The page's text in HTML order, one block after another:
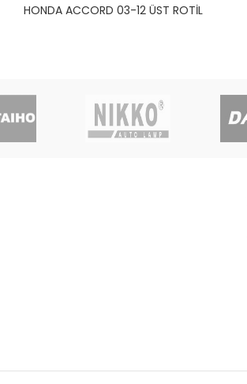
HONDA ACCORD 03-12 ÜST ROTİL